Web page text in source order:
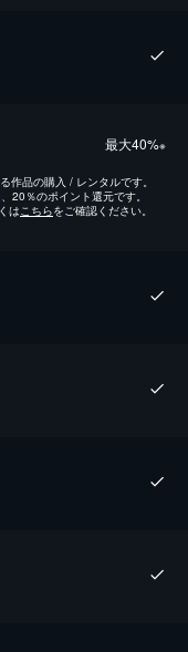
最⼤40%※
作品の購入 / レンタルです。
20％のポイント還元です。
はこちらをご確認ください。